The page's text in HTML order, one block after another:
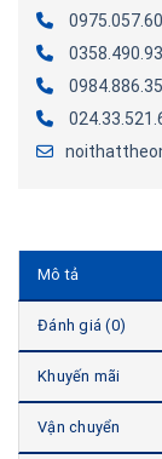
Mô tả
Đánh giá (0)
Khuyến mãi
Vận chuyển